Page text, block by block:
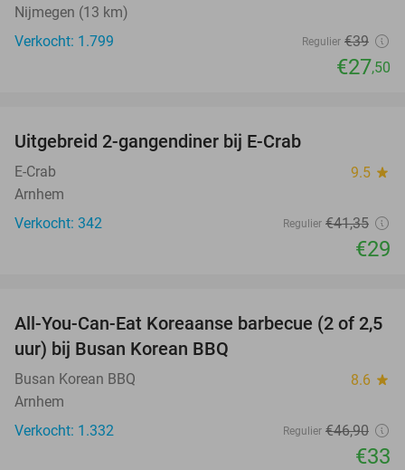
Nijmegen (13 km)
Verkocht: 1.799
Regulier €39
€27,50
Uitgebreid 2-gangendiner bij E-Crab
E-Crab 9.5 star
Arnhem
Verkocht: 342
Regulier €41,35
€29
30%
All-You-Can-Eat Koreaanse barbecue (2 of 2,5
uur) bij Busan Korean BBQ
Busan Korean BBQ 8.6 star
Arnhem
Verkocht: 1.332
Regulier €46,90
€33